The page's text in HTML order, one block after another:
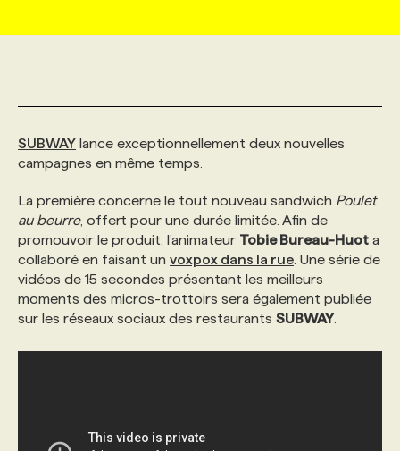
AFFAIRES DE L'INDUSTRIE
INITIATIVES NUMÉRIQUES
PRIX ET DISTINCTIONS
TENDANCES
WEB & MÉDIAS SOCIAUX
MARKETING DURABLE
GEO/SEO
ÉVÉNEMENTIEL
NOS AUTEUR‧RICES
INFOLETTRE PUBLICITÉ
ANNONCEZ AVEC NOUS
CONSULTER LA CVTHÈQUE
PROFIL ENTREPRISE
FAQ
ANNONCEZ AVEC NOUS
VOIR LES OFFRES
PROFIL CANDIDAT
FAQ
ANNONCEZ AVEC NOUS
NOS FORMATIONS EN LIGNE
NOS PARCOURS DE FORMATIONS
FORMATIONS PERSONNALISÉES
NOS FORMATEUR‧RICES
PROGRAMMES DE SUBVENTIONS
CHASSE DE TÊTE
SERVICE DE CHASSE DE TÊTE
NOS TARIFS
NOS EXPERTISES
SUBWAY lance exceptionnellement deux nouvelles
campagnes en même temps.
La première concerne le tout nouveau sandwich Poulet
au beurre, offert pour une durée limitée. Afin de
promouvoir le produit, l’animateur Tobie Bureau-Huot a
collaboré en faisant un voxpox dans la rue . Une série de
vidéos de 15 secondes présentant les meilleurs
moments des micros-trottoirs sera également publiée
sur les réseaux sociaux des restaurants SUBWAY.